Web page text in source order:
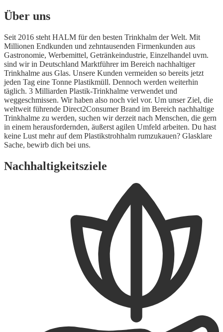
Über uns
Seit 2016 steht HALM für den besten Trinkhalm der Welt. Mit
Millionen Endkunden und zehntausenden Firmenkunden aus
Gastronomie, Werbemittel, Getränkeindustrie, Einzelhandel uvm.
sind wir in Deutschland Marktführer im Bereich nachhaltiger
Trinkhalme aus Glas. Unsere Kunden vermeiden so bereits jetzt
jeden Tag eine Tonne Plastikmüll. Dennoch werden weiterhin
täglich. 3 Milliarden Plastik-Trinkhalme verwendet und
weggeschmissen. Wir haben also noch viel vor. Um unser Ziel, die
weltweit führende Direct2Consumer Brand im Bereich nachhaltige
Trinkhalme zu werden, suchen wir derzeit nach Menschen, die gern
in einem herausfordernden, äußerst agilen Umfeld arbeiten. Du hast
keine Lust mehr auf dem Plastikstrohhalm rumzukauen? Glasklare
Sache, bewirb dich bei uns.
Nachhaltigkeitsziele